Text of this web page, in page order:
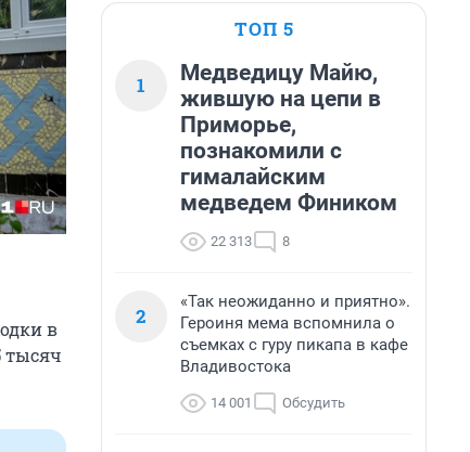
в
тысяч
ТОП 5
1
Медведицу Майю,
жившую на цепи в
Приморье,
познакомили с
гималайским
медведем Фиником
22 313 8
2
«Так неожиданно и приятно».
Героиня мема вспомнила о
съемках с гуру пикапа в кафе
Владивостока
14 001 Обсудить